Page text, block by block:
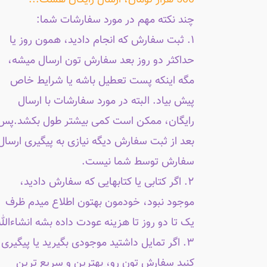
چند نکته مهم در مورد سفارشات شما:
۱. ثبت سفارش که انجام دادید، همون روز یا
حداکثر دو روز بعد سفارش تون ارسال میشه،
مگه اینکه پست تعطیل باشه یا شرایط خاص
پیش بیاد. البته در مورد سفارشات با ارسال
رایگان، ممکن است کمی بیشتر طول
بعد از ثبت سفارش دیگه نیازی به پیگیری
سفارش توسط شما نیست.
۲. اگر کتابی یا کتابهایی که سفارش دادید،
موجود نبود، خودمون بهتون اطلاع میدم ظرف
یک تا دو روز تا هزینه عودت داده بشه
۳. اگر تمایل داشتید موجودی بگیرید یا پیگیری